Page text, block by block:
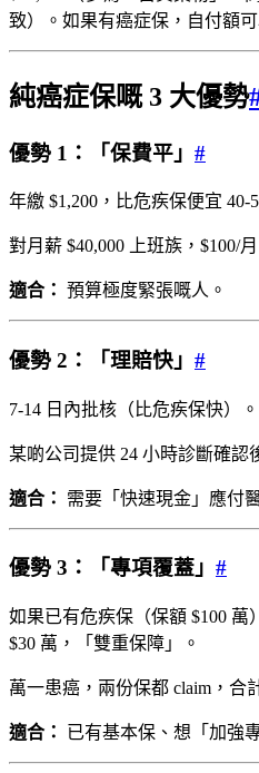
致）。如果有癌症保，自付額
純癌症保嘅 3 大優勢
優勢 1：「保費平」 #
年繳 $1,200，比危疾保便宜 40-
對月薪 $40,000 上班族，$100/
適合： 預算極度緊張嘅人。
優勢 2：「理賠快」 #
7-14 日內批核（比危疾保快）。
某啲公司提供 24 小時診斷確認
適合： 需要「快速現金」應付
優勢 3：「專項覆蓋」 #
如果已有危疾保（保額 $100 萬
$30 萬，「雙重保障」。
萬一患癌，兩份保都 claim，合
適合： 已有基本保、想「加強